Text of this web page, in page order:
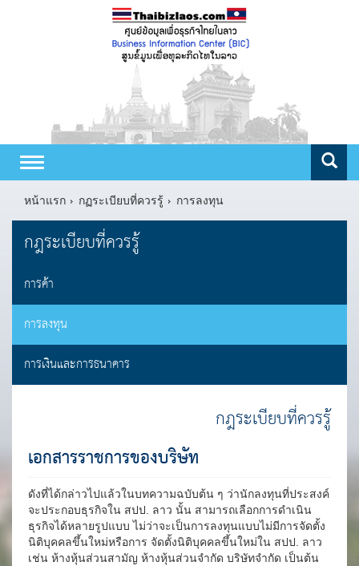
Toggle
navigation
หน้าแรก
กฏระเบียบที่ควรรู้ การลงทุน
กฎระเบียบที่ควรรู้
การค้า
การลงทุน
การเงินและการธนาคาร
กฎระเบียบที่ควรรู้
เอกสารราชการของบริษัท
ดังที่ได้กล่าวไปแล้วในบทความฉบับต้น ๆ ว่านักลงทุนที่ประสงค์
จะประกอบธุรกิจใน สปป. ลาว นั้น สามารถเลือกการดำเนิน
ธุรกิจได้หลายรูปแบบ ไม่ว่าจะเป็นการลงทุนแบบไม่มีการจัดตั้ง
นิติบุคคลขึ้นใหม่หรือการ จัดตั้งนิติบุคคลขึ้นใหม่ใน สปป. ลาว
เช่น ห้างหุ้นส่วนสามัญ ห้างหุ้นส่วนจำกัด บริษัทจำกัด เป็นต้น